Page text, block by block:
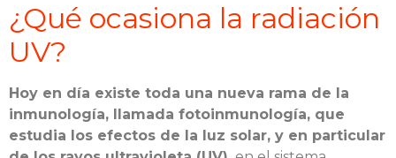
¿Qué ocasiona la radiación
UV?
Hoy en día existe toda una nueva rama de la
inmunología, llamada fotoinmunología, que
estudia los efectos de la luz solar, y en particular